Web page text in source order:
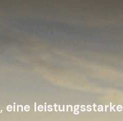
, eine leistungsstarke